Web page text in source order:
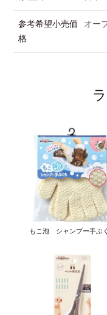
参考希望小売価
格
オー
もこ泡 シャンプー手ぶ